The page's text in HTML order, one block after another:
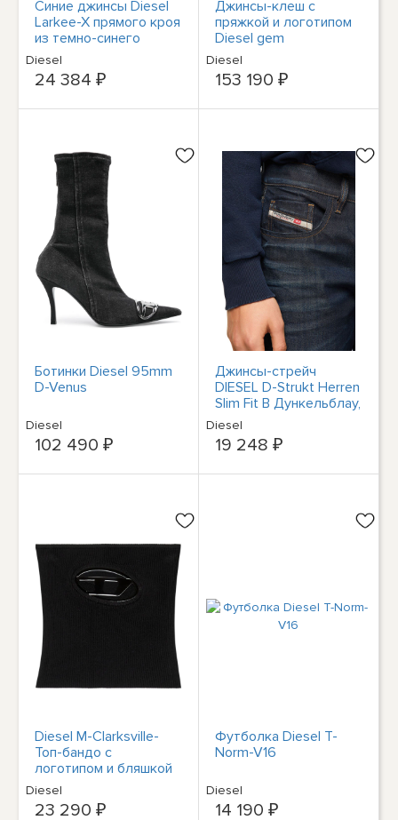
Синие джинсы Diesel
Larkee-X прямого кроя
из темно-синего
денима
Diesel
24 384 ₽
Джинсы-клеш с
пряжкой и логотипом
Diesel gem
Diesel
153 190 ₽
Ботинки Diesel 95mm
D-Venus
Diesel
102 490 ₽
Джинсы-стрейч
DIESEL D-Strukt Herren
Slim Fit В Дункельблау,
ВЕЛИКОБРИТАНИЯ 30
- 32 - 36
Diesel
19 248 ₽
Diesel M-Clarksville-
Топ-бандо с
логотипом и бляшкой
Diesel
23 290 ₽
Футболка Diesel T-
Norm-V16
Diesel
14 190 ₽